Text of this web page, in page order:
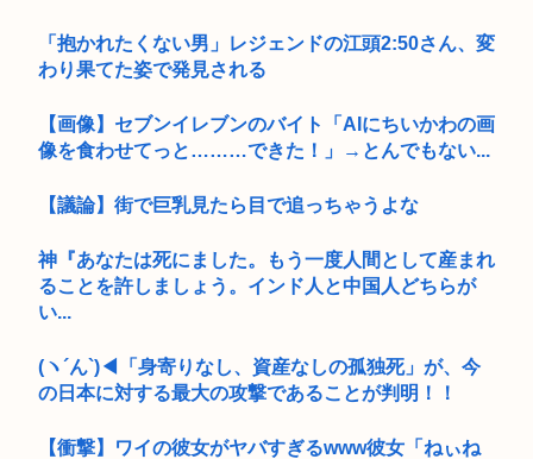
「抱かれたくない男」レジェンドの江頭2:50さん、変
わり果てた姿で発見される
【画像】セブンイレブンのバイト「AIにちいかわの画
像を食わせてっと………できた！」→とんでもない...
【議論】街で巨乳見たら目で追っちゃうよな
神『あなたは死にました。もう一度人間として産まれ
ることを許しましょう。インド人と中国人どちらが
い...
(ヽ´ん`)◀「身寄りなし、資産なしの孤独死」が、今
の日本に対する最大の攻撃であることが判明！！
【衝撃】ワイの彼女がヤバすぎるwww彼女「ねぃね